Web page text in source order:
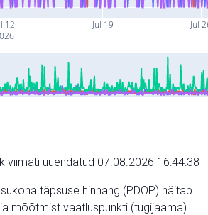
12 Jul 19 Jul
viimati uuendatud 07.08.2026 16:44:38
täpsuse hinnang (PDOP) näitab
mõõtmist vaatluspunkti (tugijaama)